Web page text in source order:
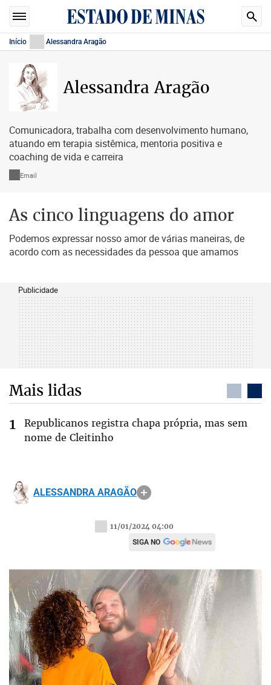
Início Alessandra Aragão
Alessandra Aragão
Comunicadora, trabalha com desenvolvimento humano,
atuando em terapia sistêmica, mentoria positiva e
coaching de vida e carreira
Email
As cinco linguagens do amor
Podemos expressar nosso amor de várias maneiras, de
acordo com as necessidades da pessoa que amamos
Publicidade
Mais lidas
Republicanos registra chapa própria, mas sem
nome de Cleitinho
ALESSANDRA ARAGÃO
11/01/2024 04:00
SIGA NO